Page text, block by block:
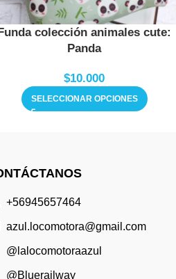
colección animales cute:
Panda
$10.000
SELECCIONAR OPCIONES
+56945657464
azul.locomotora@gmail.com
@lalocomotoraazul
@Bluerailway